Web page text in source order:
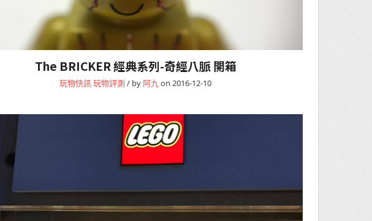
The BRICKER 經典系列-奇經八脈 開箱
玩物快訊玩物評測 / by 阿九on 2016-12-10